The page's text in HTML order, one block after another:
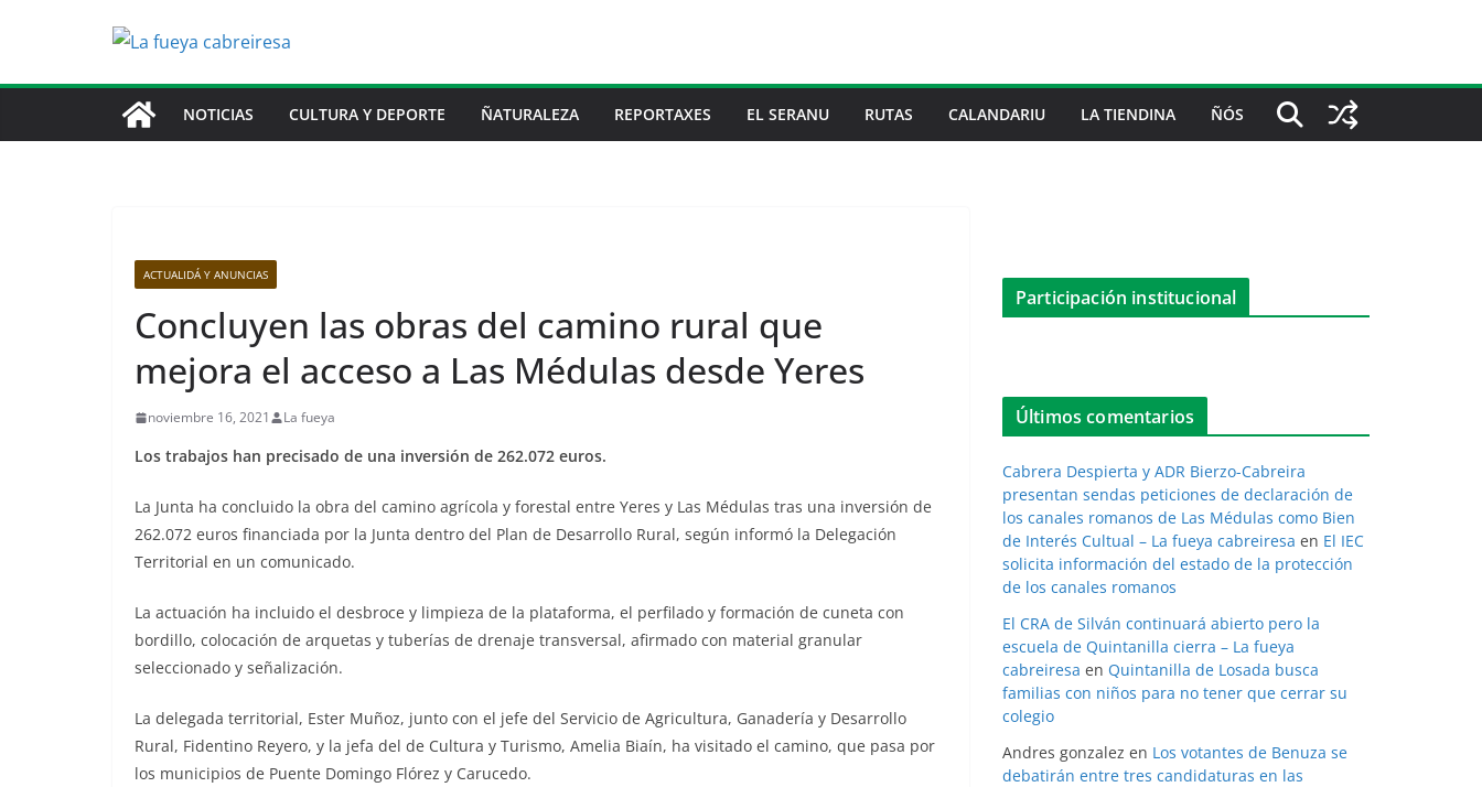
NOTICIAS CULTURA Y DEPORTE ÑATURALEZA REPORTAXES EL SERANU RUTAS CALANDARIU LA TIENDINA ÑÓS
ACTUALIDÁ Y ANUNCIAS
Concluyen las obras del camino rural que
mejora el acceso a Las Médulas desde Yeres
noviembre 16, 2021 La fueya
Los trabajos han precisado de una inversión de 262.072 euros.
La Junta ha concluido la obra del camino agrícola y forestal entre Yeres y Las Médulas tras una inversión de
262.072 euros financiada por la Junta dentro del Plan de Desarrollo Rural, según informó la Delegación
Territorial en un comunicado.
La actuación ha incluido el desbroce y limpieza de la plataforma, el perfilado y formación de cuneta con
bordillo, colocación de arquetas y tuberías de drenaje transversal, afirmado con material granular
seleccionado y señalización.
La delegada territorial, Ester Muñoz, junto con el jefe del Servicio de Agricultura, Ganadería y Desarrollo
Rural, Fidentino Reyero, y la jefa del de Cultura y Turismo, Amelia Biaín, ha visitado el camino, que pasa por
los municipios de Puente Domingo Flórez y Carucedo.
Participación institucional
Últimos comentarios
Cabrera Despierta y ADR Bierzo-Cabreira
presentan sendas peticiones de declaración de
los canales romanos de Las Médulas como Bien
de Interés Cultual – La fueya cabreiresa en El IEC
solicita información del estado de la protección
de los canales romanos
El CRA de Silván continuará abierto pero la
escuela de Quintanilla cierra – La fueya
cabreiresa en Quintanilla de Losada busca
familias con niños para no tener que cerrar su
colegio
Andres gonzalez en Los votantes de Benuza se
debatirán entre tres candidaturas en las